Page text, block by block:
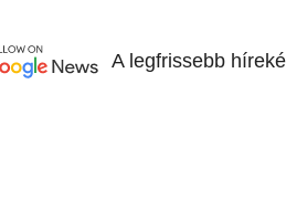
A legfrissebb